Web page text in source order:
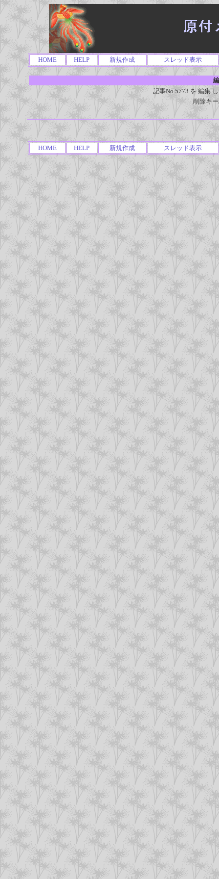
HOME HELP 新規作成 スレッド表示
記事No.5773 を 編集
削除キ
HOME HELP 新規作成 スレッド表示